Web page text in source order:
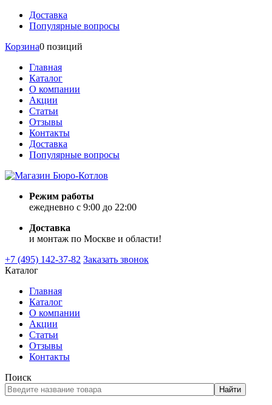
Доставка
Популярные вопросы
Корзина0 позиций
Главная
Каталог
О компании
Акции
Статьи
Отзывы
Контакты
Доставка
Популярные вопросы
Режим работы
ежедневно с 9:00 до 22:00
Доставка
и монтаж по Москве и области!
+7 (495) 142-37-82 Заказать звонок
Каталог
Главная
Каталог
О компании
Акции
Статьи
Отзывы
Контакты
Поиск
Найти